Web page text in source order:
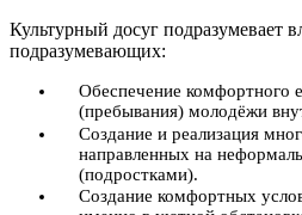
Культурный досуг подразумевает
подразумевающих:
Обеспечение комфортного
(пребывания) молодёжи
Создание и реализация
направленных на
(подростками).
Создание комфортных